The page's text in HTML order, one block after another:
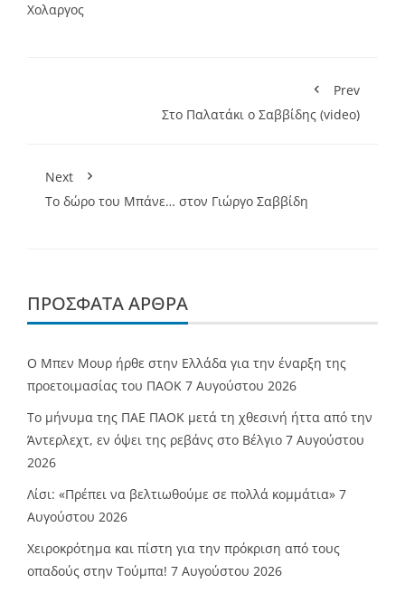
Χολαργος
Prev
Στο Παλατάκι ο Σαββίδης (video)
Next
Το δώρο τoυ Μπάνε… στον Γιώργο Σαββίδη
ΠΡΌΣΦΑΤΑ ΆΡΘΡΑ
O Mπεν Μουρ ήρθε στην Ελλάδα για την έναρξη της
προετοιμασίας του ΠΑΟΚ 7 Αυγούστου 2026
Το μήνυμα της ΠΑΕ ΠΑΟΚ μετά τη χθεσινή ήττα από την
Άντερλεχτ, εν όψει της ρεβάνς στο Βέλγιο 7 Αυγούστου
2026
Λίσι: «Πρέπει να βελτιωθούμε σε πολλά κομμάτια» 7
Αυγούστου 2026
Χειροκρότημα και πίστη για την πρόκριση από τους
οπαδούς στην Τούμπα! 7 Αυγούστου 2026